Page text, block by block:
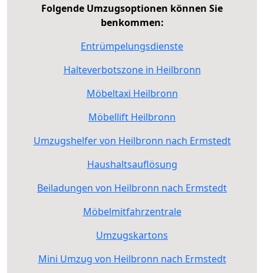
Folgende Umzugsoptionen können Sie
benkommen:
Entrümpelungsdienste
Halteverbotszone in Heilbronn
Möbeltaxi Heilbronn
Möbellift Heilbronn
Umzugshelfer von Heilbronn nach Ermstedt
Haushaltsauflösung
Beiladungen von Heilbronn nach Ermstedt
Möbelmitfahrzentrale
Umzugskartons
Mini Umzug von Heilbronn nach Ermstedt